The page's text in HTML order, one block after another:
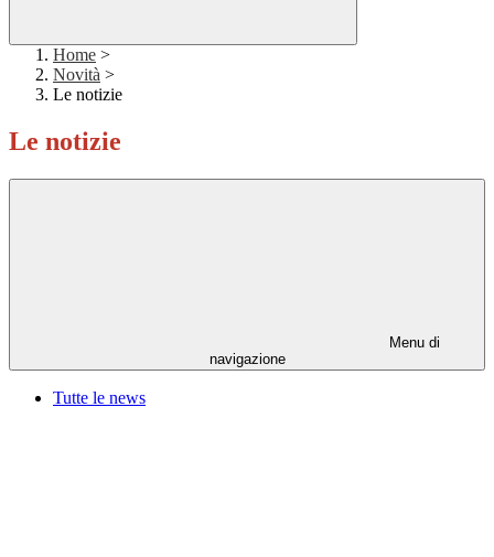
Home >
Novità >
Le notizie
Le notizie
Menu di
navigazione
Tutte le news